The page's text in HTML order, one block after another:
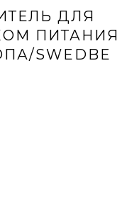
ДЛЯ
ПИТАНИЯ
SWEDBE